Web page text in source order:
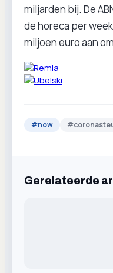
miljarden bij. De
de horeca per
miljoen euro aan
#now #
Gerelateerde